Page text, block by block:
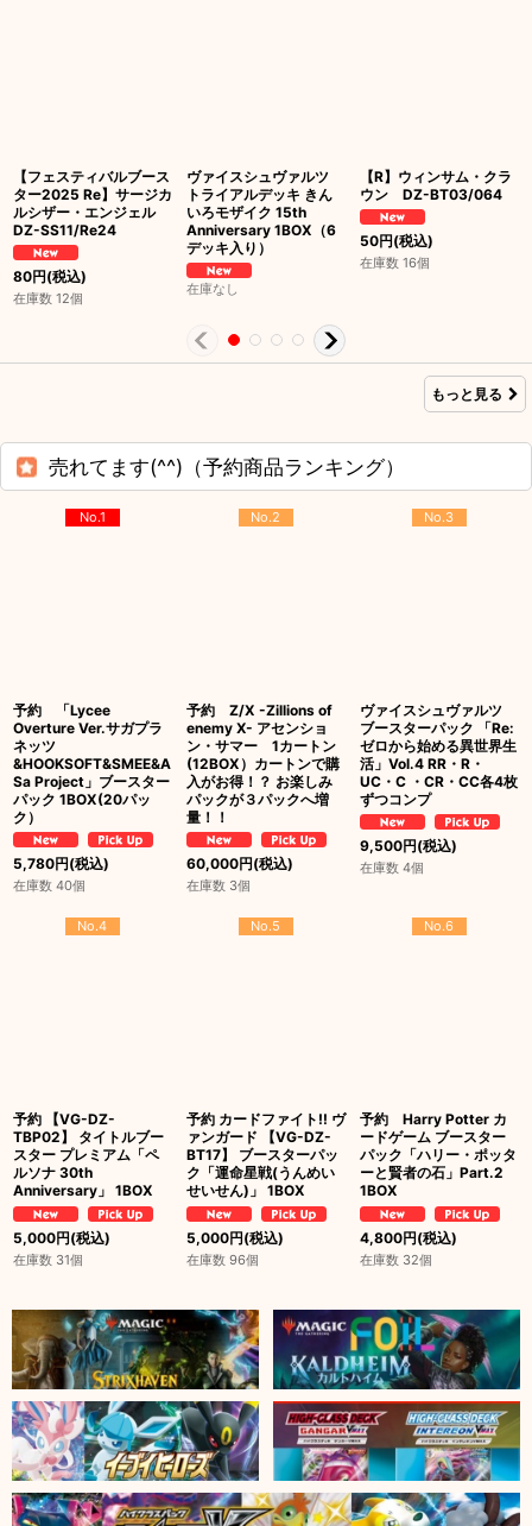
【フェスティバルブース
ター2025 Re】サージカ
ルシザー・エンジェル
DZ-SS11/Re24
80円(税込)
在庫数 12個
ヴァイスシュヴァルツ
トライアルデッキ きん
いろモザイク 15th
Anniversary 1BOX（6
デッキ入り）
在庫なし
【R】ウィンサム・クラ
ウン DZ-BT03/064
50円(税込)
在庫数 16個
もっと見る
売れてます(^^)（予約商品ランキング）
No.1
予約 「Lycee
Overture Ver.サガプラ
ネッツ
&HOOKSOFT&SMEE&A
Sa Project」ブースター
パック 1BOX(20パッ
ク）
5,780円(税込)
在庫数 40個
No.2
予約 Z/X -Zillions of
enemy X- アセンショ
ン・サマー 1カートン
(12BOX）カートンで購
入がお得！？ お楽しみ
パックが３パックへ増
量！！
60,000円(税込)
在庫数 3個
No.3
ヴァイスシュヴァルツ
ブースターパック 「Re:
ゼロから始める異世界生
活」Vol.4 RR・R・
UC・C ・CR・CC各4枚
ずつコンプ
9,500円(税込)
在庫数 4個
No.4
予約 【VG-DZ-
TBP02】 タイトルブー
スター プレミアム「ペ
ルソナ 30th
Anniversary」 1BOX
5,000円(税込)
在庫数 31個
No.5
予約 カードファイト!! ヴ
ァンガード 【VG-DZ-
BT17】 ブースターパッ
ク「運命星戦(うんめい
せいせん)」 1BOX
5,000円(税込)
在庫数 96個
No.6
予約 Harry Potter カ
ードゲーム ブースター
パック「ハリー・ポッタ
ーと賢者の石」Part.2
1BOX
4,800円(税込)
在庫数 32個